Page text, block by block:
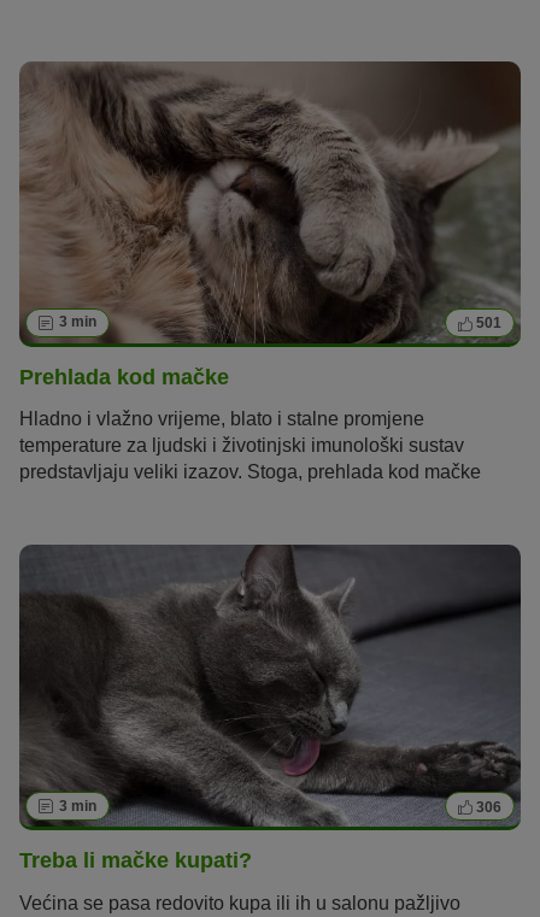
smatrati starijom mačkom? Sve o životnoj dobi mačke
saznajte u nastavku.
3 min 501
Prehlada kod mačke
Hladno i vlažno vrijeme, blato i stalne promjene
temperature za ljudski i životinjski imunološki sustav
predstavljaju veliki izazov. Stoga, prehlada kod mačke
je prehladu kod mačke potrebno pažljivo promatrati.
3 min 306
Treba li mačke kupati?
Većina se pasa redovito kupa ili ih u salonu pažljivo